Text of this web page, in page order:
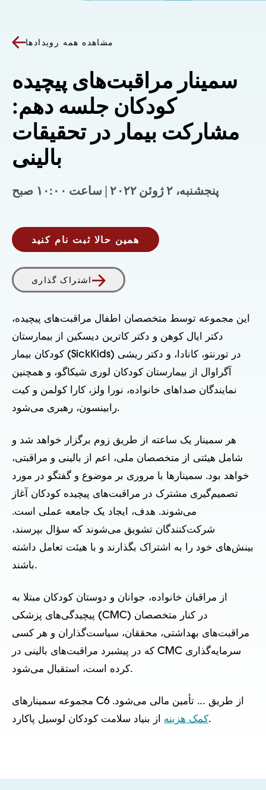
مشاهده همه رویدادها
سمینار مراقبت‌های پیچیده
کودکان جلسه دهم:
مشارکت بیمار در تحقیقات
بالینی
پنجشنبه، ۲ ژوئن ۲۰۲۲ | ساعت ۱۰:۰۰ صبح
همین حالا ثبت نام کنید
اشتراک گذاری
این مجموعه توسط متخصصان اطفال مراقبت‌های پیچیده،
دکتر ایال کوهن و دکتر کاترین دیسکین از بیمارستان
کودکان بیمار (SickKids) در تورنتو، کانادا، و دکتر ریشی
آگراوال از بیمارستان کودکان لوری شیکاگو، و همچنین
نمایندگان صداهای خانواده، نورا ولز، کارا کولمن و کیت
رابینسون، رهبری می‌شود.
هر سمینار یک ساعته از طریق زوم برگزار خواهد شد و
شامل هیئتی از متخصصان ملی، اعم از بالینی و مراقبتی،
خواهد بود. سمینارها با مروری بر موضوع و گفتگو در مورد
تصمیم‌گیری مشترک در مراقبت‌های پیچیده کودکان آغاز
می‌شوند. هدف، ایجاد یک جامعه عملی است.
شرکت‌کنندگان تشویق می‌شوند که سؤال بپرسند،
بینش‌های خود را به اشتراک بگذارند و با هیئت تعامل داشته
باشند.
از مراقبان خانواده، جوانان و دوستان کودکان مبتلا به
پیچیدگی‌های پزشکی (CMC) در کنار متخصصان
مراقبت‌های بهداشتی، محققان، سیاست‌گذاران و هر کسی
که در پیشبرد مراقبت‌های بالینی در CMC سرمایه‌گذاری
کرده است، استقبال می‌شود.
مجموعه سمینارهای C6 از طریق ... تأمین مالی می‌شود.
کمک هزینهاز بنیاد سلامت کودکان لوسیل پاکارد.